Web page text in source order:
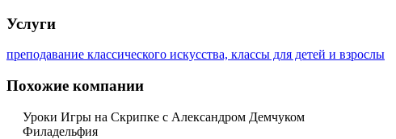
Услуги
преподавание классического искусства, классы для детей и взрослы
Похожие компании
Уроки Игры на Скрипке с Александром Демчуком
Филадельфия